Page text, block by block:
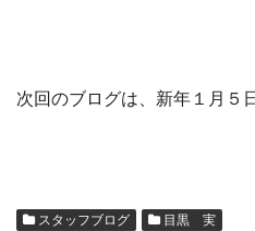
次回のブログは、新年１月５
スタッフブログ 目黒 実